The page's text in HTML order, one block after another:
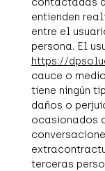
entienden
entre el
persona. El
https://
cauce o
tiene ningún
daños o
ocasionados
terceras